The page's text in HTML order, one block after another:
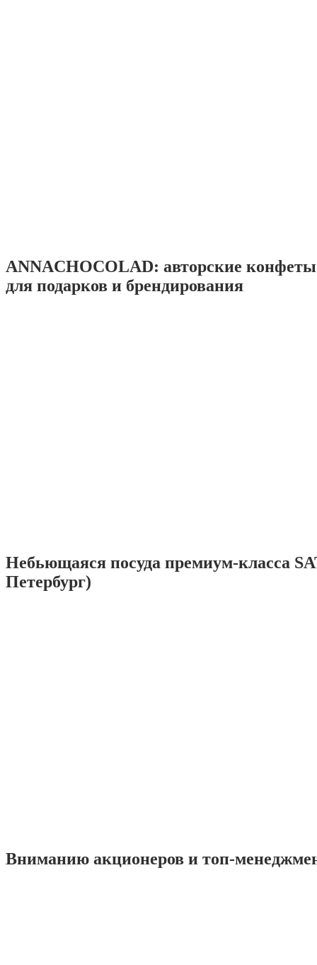
ANNACHOCOLAD: авторские
для подарков и брендирования
Небьющаяся посуда премиум-класса
Петербург)
Вниманию акционеров и топ-